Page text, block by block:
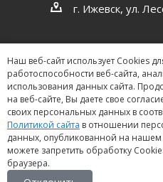
Наш веб-сайт использует Cookies
работоспособности веб-сайта,
использования данных сайта.
на веб-сайте, Вы даете свое
своих персональных данных в
Политикой сайта в отношении
данных, опубликованной на нашем
можете запретить обработку
браузера.
г. Ижевск, ул.